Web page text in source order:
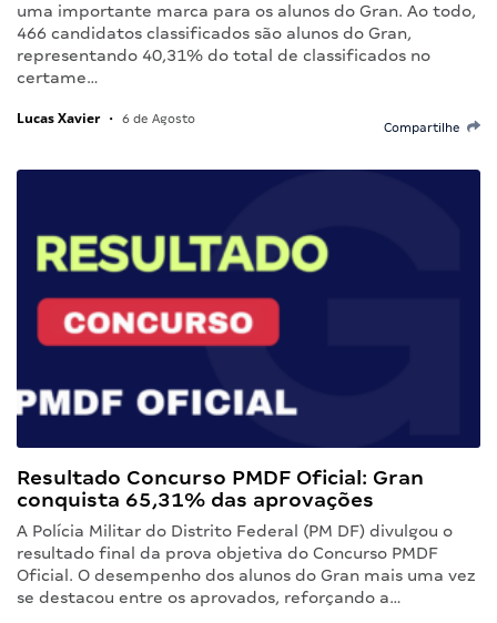
uma importante marca para os alunos do Gran. Ao todo,
466 candidatos classificados são alunos do Gran,
representando 40,31% do total de classificados no
certame…
Lucas Xavier • 6 de Agosto
Compartilhe
Resultado Concurso PMDF Oficial: Gran
conquista 65,31% das aprovações
A Polícia Militar do Distrito Federal (PM DF) divulgou o
resultado final da prova objetiva do Concurso PMDF
Oficial. O desempenho dos alunos do Gran mais uma vez
se destacou entre os aprovados, reforçando a…